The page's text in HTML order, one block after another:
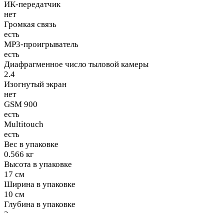
ИК-передатчик
нет
Громкая связь
есть
MP3-проигрыватель
есть
Диафрагменное число тыловой камеры
2.4
Изогнутый экран
нет
GSM 900
есть
Multitouch
есть
Вес в упаковке
0.566 кг
Высота в упаковке
17 см
Ширина в упаковке
10 см
Глубина в упаковке